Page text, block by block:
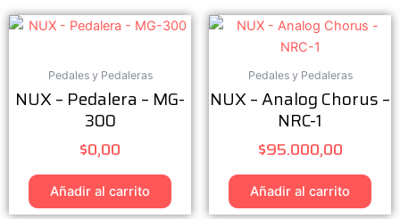
Pedales y Pedaleras
NUX – Pedalera – MG-
300
$0,00
Añadir al carrito
Pedales y Pedaleras
NUX – Analog Chorus –
NRC-1
$95.000,00
Añadir al carrito